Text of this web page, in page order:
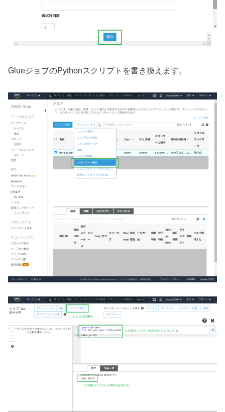
GlueジョブのPythonスクリプトを書き換えます。